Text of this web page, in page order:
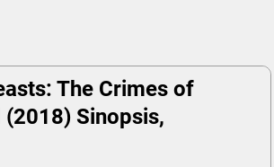
The Crimes of
Sinopsis,